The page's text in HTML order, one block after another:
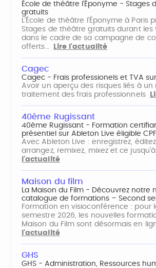
École de théâtre l'Éponyme - Stages
gratuits
L'École de théâtre l'Éponyme à Paris
Stages de théâtre gratuits durant les
dans le cadre de sa campagne de
offerts…
Lire l'actualité
Cagec
Cagec - Frais professionels et TVA
Avoir un aperçu des risques liés à un
traitement des frais professionnels
40ème Rugissant
40ème Rugissant - Formation
présentiel sur Ableton Live éligible
Avec Ableton Live : enregistrez,
arrangez, remixez, mixez et ce
l'actualité
Maison du film
La Maison du Film - Découvrez notre
catalogue de formations – Second
Formation en visioconférence : pour
semestre 2026, les nouvelles
Maison du Film sont désormais en
l'actualité
GHS
GHS - Administration, Ressources